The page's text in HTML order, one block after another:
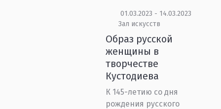
01.03.2023 - 14.03.2023
Зал искусств
Образ русской
женщины в
творчестве
Кустодиева
К 145-летию со дня
рождения русского